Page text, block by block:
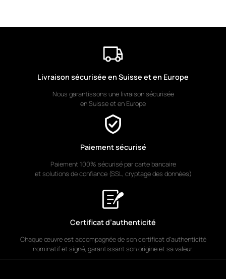
Livraison sécurisée en Suisse et en Europe
Nous garantissons une livraison sécurisée
en Suisse et en Europe
Paiement sécurisé
Paiement 100% sécurisé par carte bancaire
et solutions de confiance (SSL, cryptage des données)
Certificat d’authenticité
Chaque œuvre est accompagnée de son certificat d’authenticité
nominatif et signé, garantissant son origine et sa valeur.